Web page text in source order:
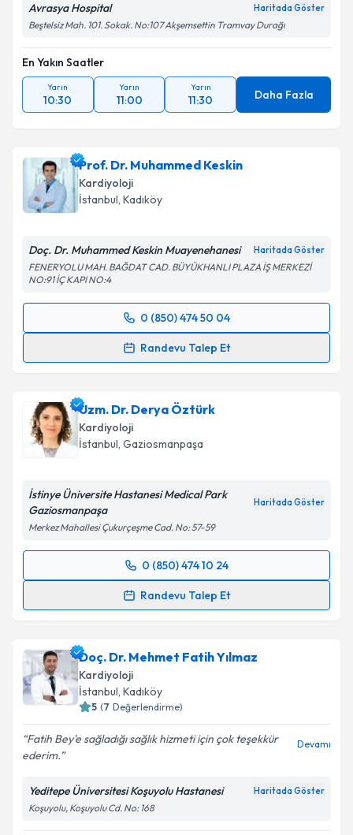
Kişisel verilerimin işlenmesine ilişkin
Aydınlatma
Metni'ni okudum ve kişisel verilerimin belirtilen
Takvim Talebini Gönder
Avrasya Hospital Haritada Göster
Beştelsiz Mah. 101. Sokak. No:107 Akşemsettin Tramvay Durağı
En Yakın Saatler
Yarın
10:30
Yarın
11:00
Yarın
11:30 Daha Fazla
Prof. Dr. Muhammed Keskin
Kardiyoloji
İstanbul, Kadıköy
Doç. Dr. Muhammed Keskin Muayenehanesi Haritada Göster
FENERYOLU MAH. BAĞDAT CAD. BÜYÜKHANLI PLAZA İŞ MERKEZİ
NO:91 İÇ KAPI NO:4
0 (850) 474 50 04
Randevu Talep Et
Randevu Takvimi Talebi
için bir takvim hazırlandığında e-posta ile
bilgilendireceğiz.
E-posta Adresiniz
Kişisel verilerimin işlenmesine ilişkin
Metni'ni okudum ve kişisel verilerimin belirtilen
kapsamda işlenmesini kabul ediyorum.
Takvim Talebini Gönder
Uzm. Dr. Derya Öztürk
Kardiyoloji
İstanbul, Gaziosmanpaşa
İstinye Üniversite Hastanesi Medical Park
Gaziosmanpaşa
Haritada Göster
Merkez Mahallesi Çukurçeşme Cad. No: 57-59
0 (850) 474 10 24
Randevu Talep Et
Randevu Takvimi Talebi
takvim hazırlandığında e-posta ile bilgilendireceğiz.
E-posta Adresiniz
Metni
kapsamda işlenmesini kabul ediyorum.
Doç. Dr. Mehmet Fatih Yılmaz
Kardiyoloji
İstanbul, Kadıköy
5 (7 Değerlendirme)
Fatih Bey'e sağladığı sağlık hizmeti için çok teşekkür
ederim.
Devamı
Yeditepe Üniversitesi Koşuyolu Hastanesi Haritada Göster
Koşuyolu, Koşuyolu Cd. No: 168